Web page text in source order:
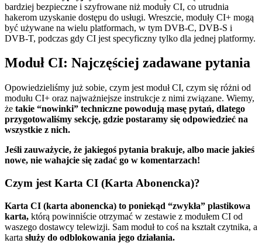
bardziej bezpieczne i szyfrowane niż moduły CI, co utrudnia
hakerom uzyskanie dostępu do usługi. Wreszcie, moduły CI+ mogą
być używane na wielu platformach, w tym DVB-C, DVB-S i
DVB-T, podczas gdy CI jest specyficzny tylko dla jednej platformy.
Moduł CI: Najczęściej zadawane pytania
Opowiedzieliśmy już sobie, czym jest moduł CI, czym się różni od
modułu CI+ oraz najważniejsze instrukcje z nimi związane. Wiemy,
że takie “nowinki” techniczne powodują masę pytań, dlatego
przygotowaliśmy sekcję, gdzie postaramy się odpowiedzieć na
wszystkie z nich.
Jeśli zauważycie, że jakiegoś pytania brakuje, albo macie jakieś
nowe, nie wahajcie się zadać go w komentarzach!
Czym jest Karta CI (Karta Abonencka)?
Karta CI (karta abonencka) to poniekąd “zwykła” plastikowa
karta, którą powinniście otrzymać w zestawie z modułem CI od
waszego dostawcy telewizji. Sam moduł to coś na kształt czytnika, a
karta służy do odblokowania jego działania.